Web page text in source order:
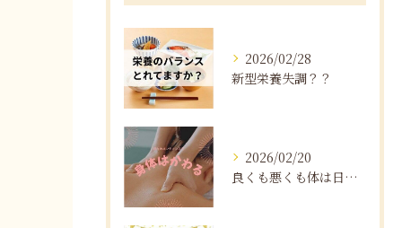
2026/02/28
新型栄養失調？？
2026/02/20
良くも悪くも体は日々変化する